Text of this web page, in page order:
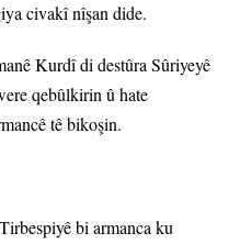
civakî nîşan dide.
Kurdî di destûra Sûriyeyê
qebûlkirin û hate
tê bikoşin.
bi armanca ku